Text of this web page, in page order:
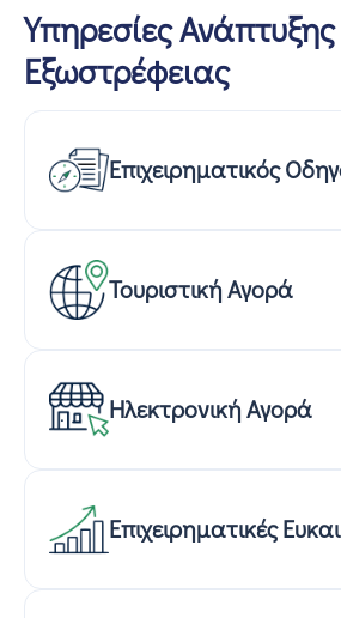
Υπηρεσίες Ανάπτυξης
Εξωστρέφειας
Επιχειρηματικός
Τουριστική Αγορά
Ηλεκτρονική Αγορά
Επιχειρηματικές